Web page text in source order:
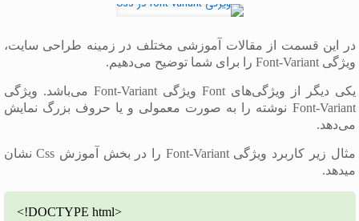
در این قسمت از مقالات آموزشی مختلف در زمینه طراحی سایت،
ویژگی Font-Variant را برای شما توضیح می‌دهیم.
یکی دیگر از ویژگی‌های Font ویژگی Font-Variant می‌باشد. ویژگی
Font-Variant نوشته را به صورت معمولی و یا حروف بزرگ نمایش
می‌دهد.
مثال زیر کاربرد ویژگی Font-Variant را در بخش آموزش Css نشان
می‎دهد.
<!DOCTYPE html>